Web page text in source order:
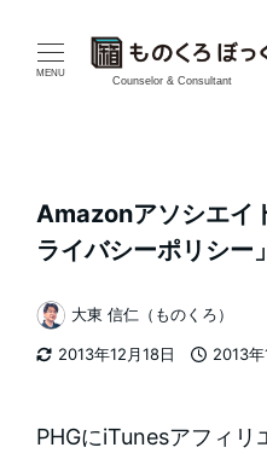
MENU
Counselor & Consultant
Amazonアソシエイ
ライバシーポリシー
2013年12月18日
2013
著
者
大東 信仁（ものくろ）
PHGにiTunesアフィリ